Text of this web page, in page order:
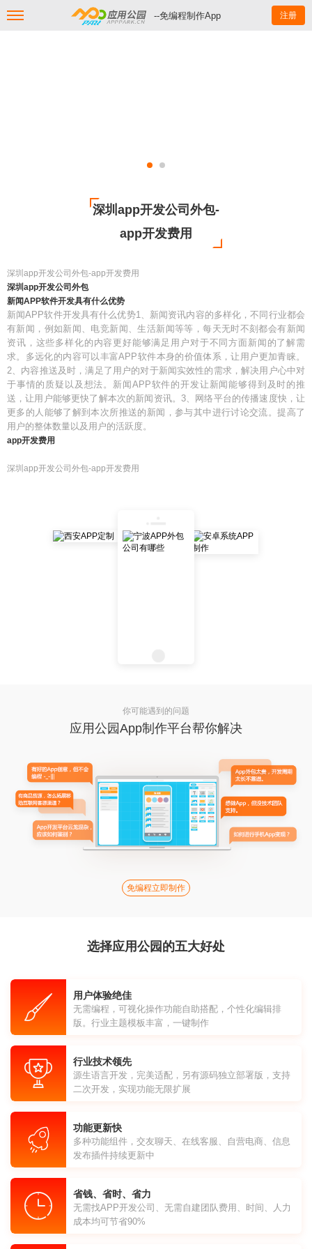
--免编程制作App 注册
深圳app开发公司外包-
app开发费用
深圳app开发公司外包-app开发费用
深圳app开发公司外包
新闻APP软件开发具有什么优势
新闻APP软件开发具有什么优势1、新闻资讯内容的多样化，不同行业都会
有新闻，例如新闻、电竞新闻、生活新闻等等，每天无时不刻都会有新闻
资讯，这些多样化的内容更好能够满足用户对于不同方面新闻的了解需
求。多远化的内容可以丰富APP软件本身的价值体系，让用户更加青睐。
2、内容推送及时，满足了用户的对于新闻实效性的需求，解决用户心中对
于事情的质疑以及想法。新闻APP软件的开发让新闻能够得到及时的推
送，让用户能够更快了解本次的新闻资讯。3、网络平台的传播速度快，让
更多的人能够了解到本次所推送的新闻，参与其中进行讨论交流。提高了
用户的整体数量以及用户的活跃度。
app开发费用
深圳app开发公司外包-app开发费用
你可能遇到的问题
应用公园App制作平台帮你解决
免编程立即制作
选择应用公园的五大好处
用户体验绝佳
无需编程，可视化操作功能自助搭配，个性化编辑排
版。行业主题模板丰富，一键制作
行业技术领先
源生语言开发，完美适配，另有源码独立部署版，支持
二次开发，实现功能无限扩展
功能更新快
多种功能组件，交友聊天、在线客服、自营电商、信息
发布插件持续更新中
省钱、省时、省力
无需找APP开发公司、无需自建团队费用、时间、人力
成本均可节省90%